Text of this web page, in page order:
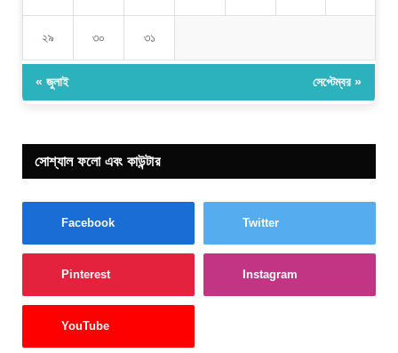
২৯ ৩০ ৩১
« জুলাই সেপ্টেম্বর »
সোশ্যাল ফলো এবং কাউন্টার
Facebook Twitter
Pinterest Instagram
YouTube